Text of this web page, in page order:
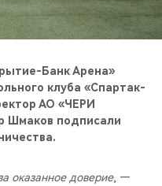
Банк Арена»
клуба «Спартак-
АО «ЧЕРИ
подписали
оказанное доверие, —